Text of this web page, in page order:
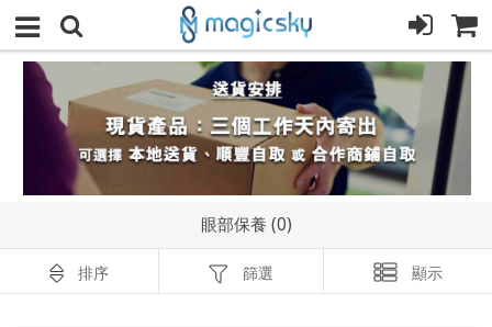
眼部保養 (0)
排序 篩選 顯示